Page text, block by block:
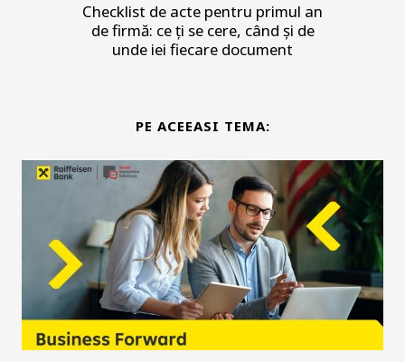
Checklist de acte pentru primul an
de firmă: ce ți se cere, când și de
unde iei fiecare document
PE ACEEASI TEMA: